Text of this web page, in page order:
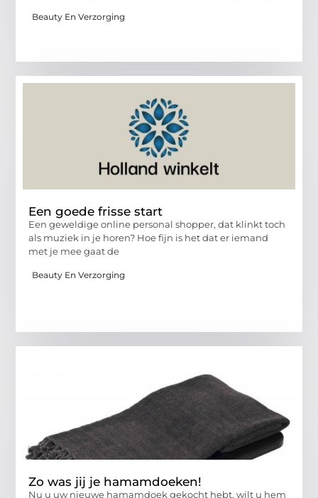
Beauty En Verzorging
Een goede frisse start
Een geweldige online personal shopper, dat klinkt toch
als muziek in je horen? Hoe fijn is het dat er iemand
met je mee gaat de
Beauty En Verzorging
Zo was jij je hamamdoeken!
Nu u uw nieuwe hamamdoek gekocht hebt, wilt u hem